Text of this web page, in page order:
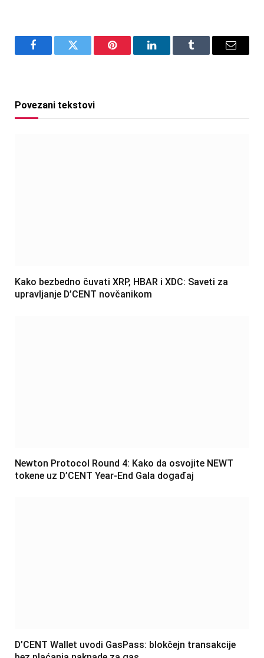
FacebookTwitter Pinterest LinkedInTumblr Email
Povezani tekstovi
Kako bezbedno čuvati XRP, HBAR i XDC: Saveti za
upravljanje D’CENT novčanikom
Newton Protocol Round 4: Kako da osvojite NEWT
tokene uz D’CENT Year-End Gala događaj
D’CENT Wallet uvodi GasPass: blokčejn transakcije